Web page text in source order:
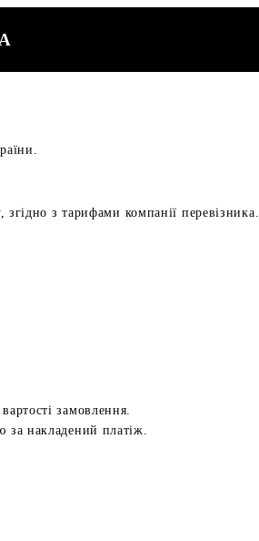
згідно з тарифами компанії перевізника.
замовлення.
за накладений платіж.